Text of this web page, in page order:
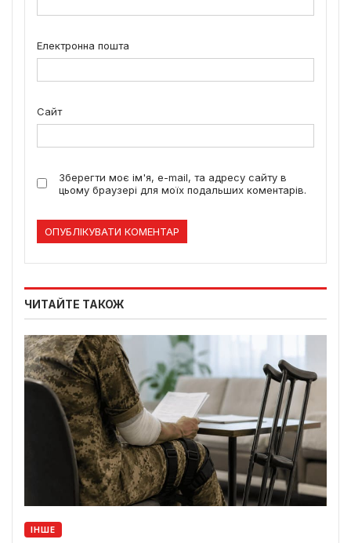
Електронна пошта
Сайт
Зберегти моє ім'я, e-mail, та адресу сайту в
цьому браузері для моїх подальших коментарів.
ЧИТАЙТЕ ТАКОЖ
ІНШЕ